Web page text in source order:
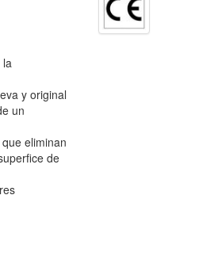
la
y original
un
eliminan
de